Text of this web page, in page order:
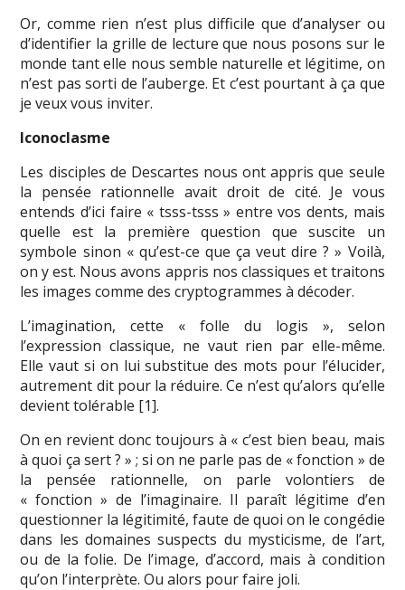
Or, comme rien n’est plus difficile que d’analyser ou
d’identifier la grille de lecture que nous posons sur le
monde tant elle nous semble naturelle et légitime, on
n’est pas sorti de l’auberge. Et c’est pourtant à ça que
je veux vous inviter.
Iconoclasme
Les disciples de Descartes nous ont appris que seule
la pensée rationnelle avait droit de cité. Je vous
entends d’ici faire « tsss-tsss » entre vos dents, mais
quelle est la première question que suscite un
symbole sinon « qu’est-ce que ça veut dire ? » Voilà,
on y est. Nous avons appris nos classiques et traitons
les images comme des cryptogrammes à décoder.
L’imagination, cette « folle du logis », selon
l’expression classique, ne vaut rien par elle-même.
Elle vaut si on lui substitue des mots pour l’élucider,
autrement dit pour la réduire. Ce n’est qu’alors qu’elle
devient tolérable [1].
On en revient donc toujours à « c’est bien beau, mais
à quoi ça sert ? » ; si on ne parle pas de « fonction » de
la pensée rationnelle, on parle volontiers de
« fonction » de l’imaginaire. Il paraît légitime d’en
questionner la légitimité, faute de quoi on le congédie
dans les domaines suspects du mysticisme, de l’art,
ou de la folie. De l’image, d’accord, mais à condition
qu’on l’interprète. Ou alors pour faire joli.